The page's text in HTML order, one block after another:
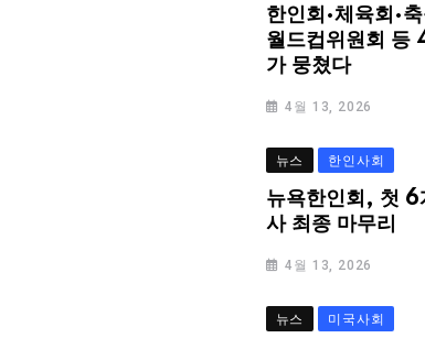
한인회·체육회·
월드컵위원회 등
가 뭉쳤다
4월 13, 2026
뉴스 한인사회
뉴욕한인회, 첫 6
사 최종 마무리
4월 13, 2026
뉴스 미국사회